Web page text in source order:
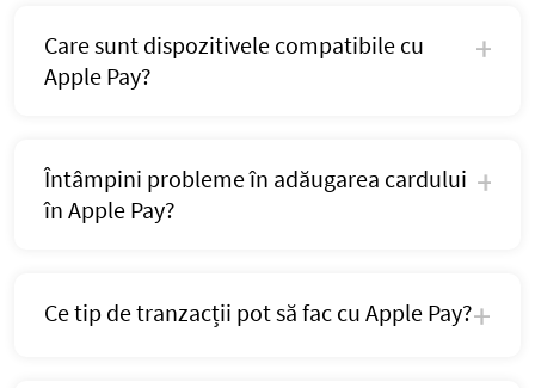
Care sunt dispozitivele compatibile cu
Apple Pay?
Întâmpini probleme în adăugarea cardului
în Apple Pay?
Ce tip de tranzacții pot să fac cu Apple Pay?